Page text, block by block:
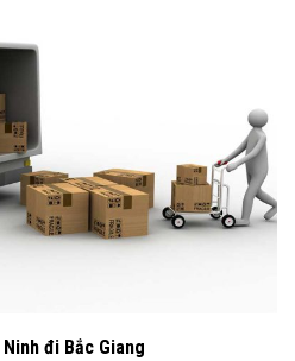
đi Bắc Giang